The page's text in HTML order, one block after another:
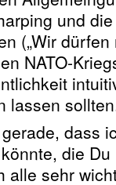
und
(„Wir
NATO-
lassen
dass
die
alle sehr